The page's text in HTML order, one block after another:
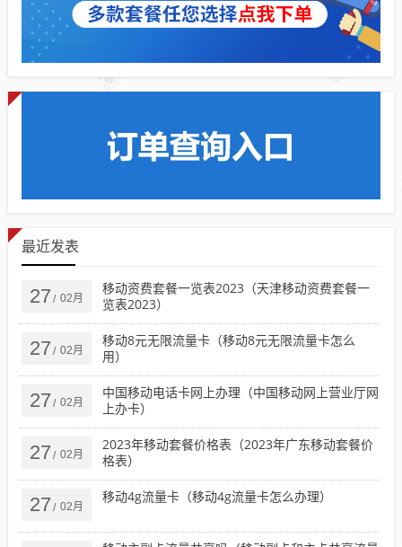
最近发表
27 / 02月
移动资费套餐一览表2023（天津移动资费套餐一
览表2023）
27 / 02月
移动8元无限流量卡（移动8元无限流量卡怎么
用）
27 / 02月
中国移动电话卡网上办理（中国移动网上营业厅网
上办卡）
27 / 02月
2023年移动套餐价格表（2023年广东移动套餐价
格表）
27 / 02月
移动4g流量卡（移动4g流量卡怎么办理）